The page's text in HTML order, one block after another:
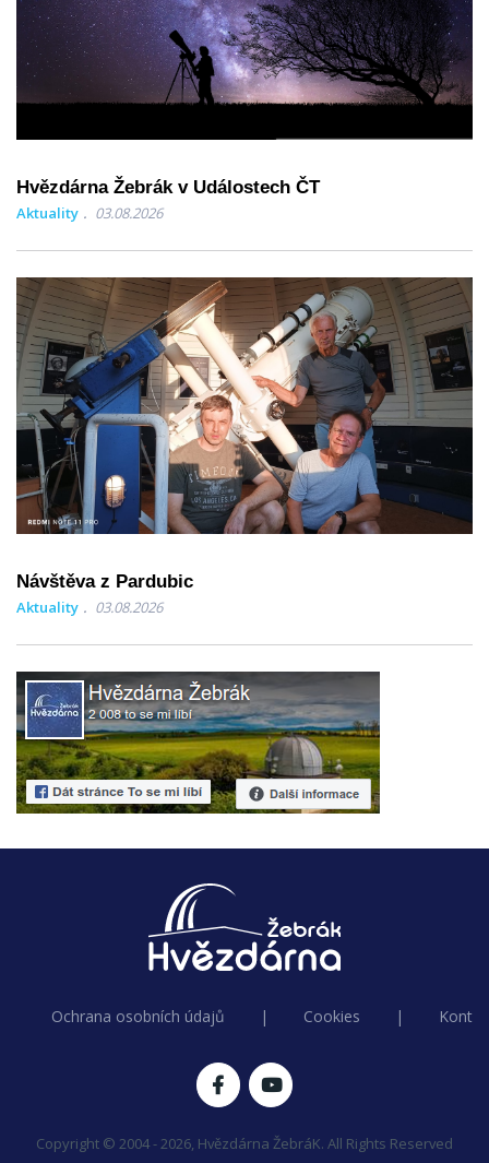
Hvězdárna Žebrák v Událostech ČT
Aktuality 03.08.2026
Návštěva z Pardubic
Aktuality 03.08.2026
Ochrana osobních údajů | Cookies |
Copyright © 2004 - 2026, Hvězdárna ŽebráK. All Rights Reserved